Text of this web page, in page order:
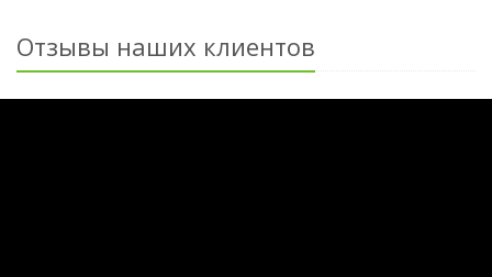
Отзывы наших клиентов